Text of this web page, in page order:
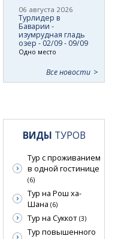
06 августа 2026
Турлидер в
Баварии -
изумрудная гладь
озер - 02/09 - 09/09
Одно место
Все новости
ВИДЫ ТУРОВ
Тур с проживанием
в одной гостинице
(6)
Тур на Рош ха-
Шана (6)
Тур на Суккот (3)
Тур повышенного